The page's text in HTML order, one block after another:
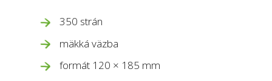
350 strán
mäkká väzba
formát 120 × 185 mm